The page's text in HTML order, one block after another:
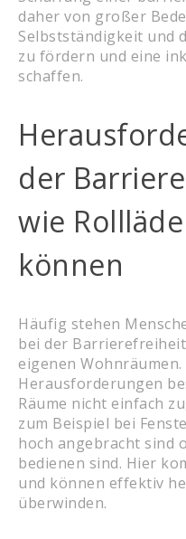
daher von großer
Selbstständigkeit und
zu fördern und eine
schaffen.
der
wie
können
Häufig stehen
bei der
eigenen
Herausforderungen
Räume nicht einfach
zum Beispiel bei
hoch angebracht sind
bedienen sind. Hier
und können effektiv
überwinden.